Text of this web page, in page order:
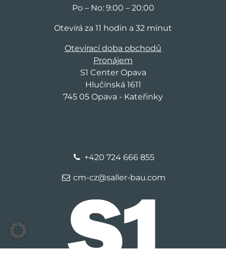
Po – No: 9:00 – 20:00
Otevírá za 11 hodin a 32 minut
Otevírací doba obchodů
Pronájem
S1 Center Opava
Hlučínská 1611
745 05 Opava - Kateřinky
+420 724 666 855
cm-cz@saller-bau.com